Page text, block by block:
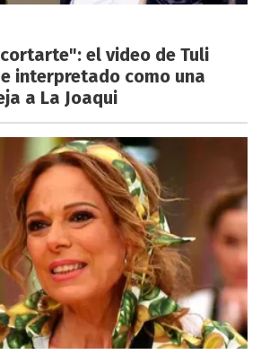
el video de Tuli
interpretado como una
a La Joaqui